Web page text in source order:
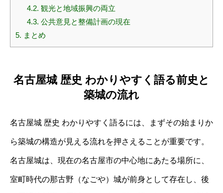
4.2. 観光と地域振興の両立
4.3. 公共意見と整備計画の現在
5. まとめ
名古屋城 歴史 わかりやすく語る前史と
築城の流れ
名古屋城 歴史 わかりやすく語るには、まずその始まりか
ら築城の構造が見える流れを押さえることが重要です。
名古屋城は、現在の名古屋市の中心地にあたる場所に、
室町時代の那古野（なごや）城が前身として存在し、後